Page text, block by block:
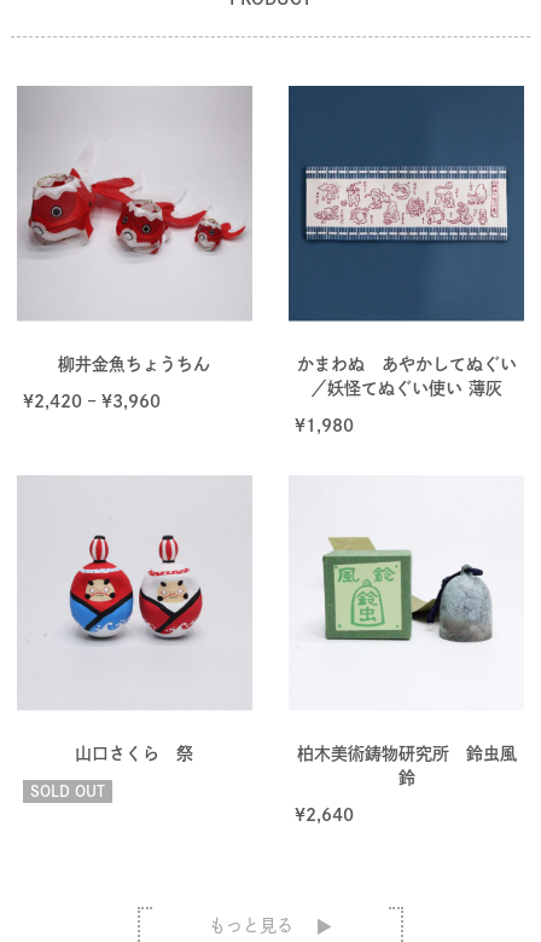
柳井金魚ちょうちん
¥2,420– ¥3,960
かまわぬ あやかしてぬぐい
／妖怪てぬぐい使い 薄灰
¥1,980
山口さくら 祭
SOLD OUT
柏木美術鋳物研究所 鈴虫風
鈴
¥2,640
もっと見る